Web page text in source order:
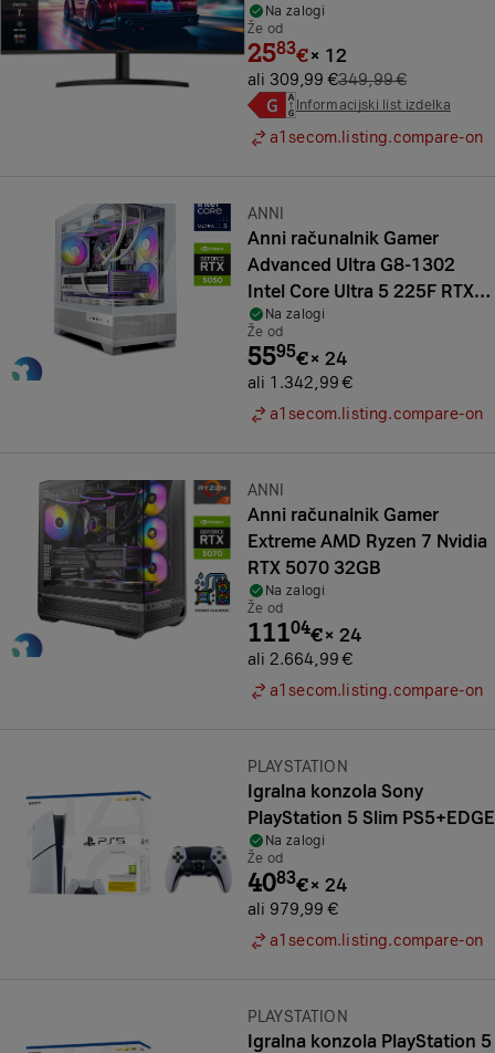
Na zalogi
Že od
2583€× 12
ali 309,99 €349,99 €
Informacijski list izdelka
a1secom.listing.compare-on
Znamka:
ANNI
Anni računalnik Gamer
Advanced Ultra G8-1302
Intel Core Ultra 5 225F RTX
5050 16 GB
Na zalogi
Že od
5595€× 24
ali 1.342,99 €
a1secom.listing.compare-on
Znamka:
ANNI
Anni računalnik Gamer
Extreme AMD Ryzen 7 Nvidia
RTX 5070 32GB
Na zalogi
Že od
11104€× 24
ali 2.664,99 €
a1secom.listing.compare-on
Znamka:
PLAYSTATION
Igralna konzola Sony
PlayStation 5 Slim PS5+EDGE
Na zalogi
Že od
4083€× 24
ali 979,99 €
a1secom.listing.compare-on
Znamka:
PLAYSTATION
Igralna konzola PlayStation 5